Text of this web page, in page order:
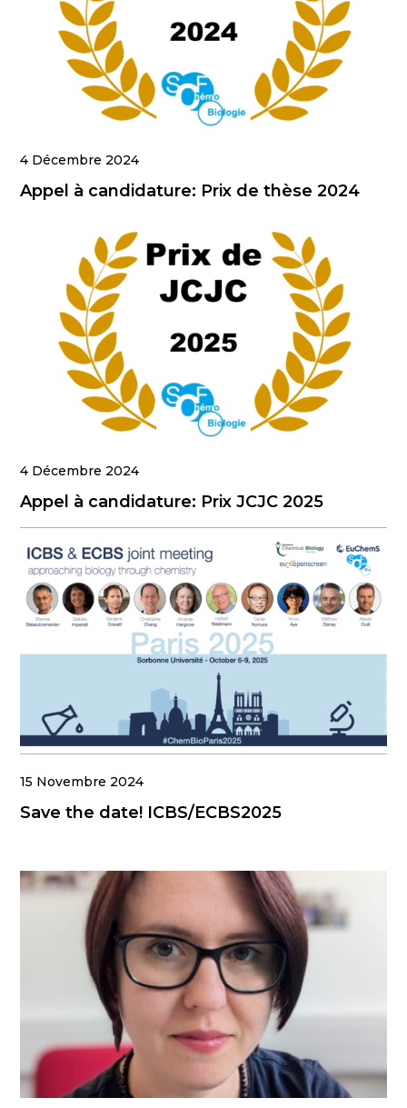
4 Décembre 2024
Appel à candidature: Prix de thèse 2024
4 Décembre 2024
Appel à candidature: Prix JCJC 2025
15 Novembre 2024
Save the date! ICBS/ECBS2025